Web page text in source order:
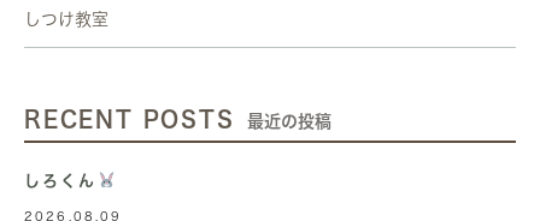
しつけ教室
RECENT POSTS 最近の投稿
しろくん
2026.08.09